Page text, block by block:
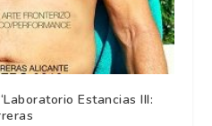
Estancias III: